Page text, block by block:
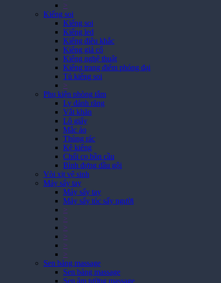
>
Kiếng soi
Kiếng soi
Kiếng led
Kiếng điêu khắc
Kiếng giả cổ
Kiếng nghệ thuật
Kiếng trang điểm phóng đại
Tủ kiếng soi
>
Phụ kiện phòng tắm
Ly đánh răng
Vắt khăn
Lô giấy
Mắc áo
Thùng rác
Kệ kiếng
Chổi cọ bồn cầu
Bình đựng dầu gội
Vòi xịt vệ sinh
Máy sấy tay
Máy sấy tay
Máy sấy tóc sấy người
>
>
>
>
>
>
Sen bảng massage
Sen bảng massage
Sen âm tường massage